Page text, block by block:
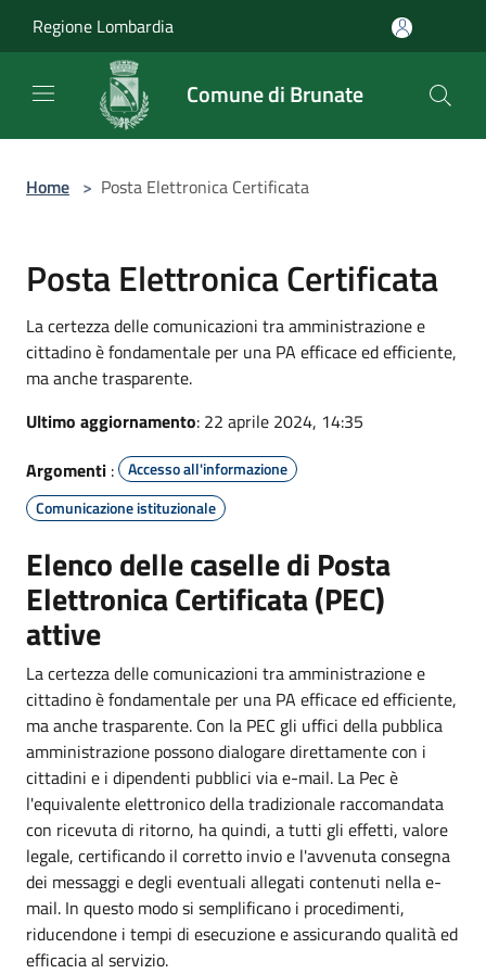
Regione Lombardia
Comune di Brunate
Home > Posta Elettronica Certificata
Posta Elettronica Certificata
La certezza delle comunicazioni tra amministrazione e
cittadino è fondamentale per una PA efficace ed efficiente,
ma anche trasparente.
Ultimo aggiornamento: 22 aprile 2024, 14:35
Argomenti :
Accesso all'informazione
Comunicazione istituzionale
Elenco delle caselle di Posta
Elettronica Certificata (PEC)
attive
La certezza delle comunicazioni tra amministrazione e
cittadino è fondamentale per una PA efficace ed efficiente,
ma anche trasparente. Con la PEC gli uffici della pubblica
amministrazione possono dialogare direttamente con i
cittadini e i dipendenti pubblici via e-mail. La Pec è
l'equivalente elettronico della tradizionale raccomandata
con ricevuta di ritorno, ha quindi, a tutti gli effetti, valore
legale, certificando il corretto invio e l'avvenuta consegna
dei messaggi e degli eventuali allegati contenuti nella e-
mail. In questo modo si semplificano i procedimenti,
riducendone i tempi di esecuzione e assicurando qualità ed
efficacia al servizio.